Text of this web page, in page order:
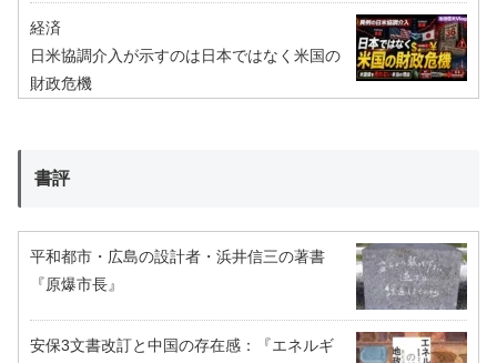
経済
日米協調介入が示すのは日本ではなく米国の
財政危機
書評
平和都市・広島の設計者・浜井信三の著書
『原爆市長』
安保3文書改訂と中国の存在感：『エネルギ